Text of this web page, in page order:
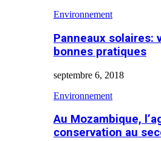
Environnement
Panneaux solaires:
bonnes pratiques
septembre 6, 2018
Environnement
Au Mozambique,
conservation au